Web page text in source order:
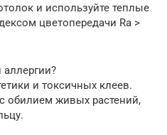
и используйте теплые
цветопередачи Ra >
и токсичных клеев.
обилием живых растений,